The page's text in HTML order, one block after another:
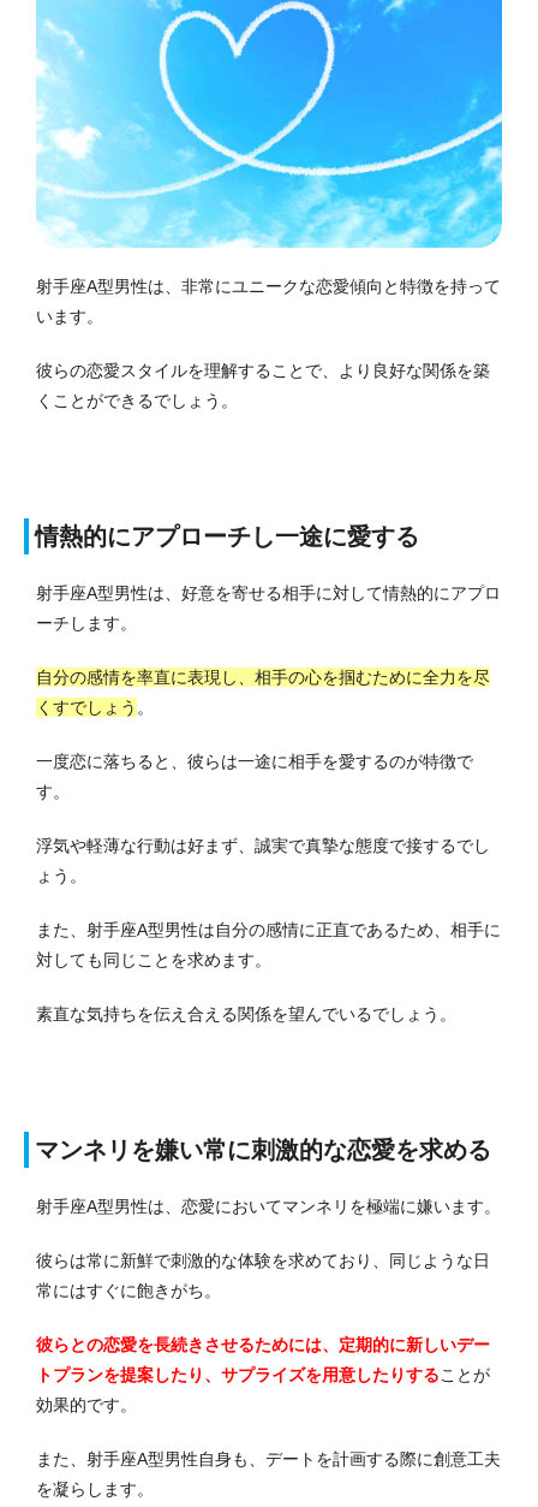
射手座A型男性は、非常にユニークな恋愛傾向と特徴を持って
います。
彼らの恋愛スタイルを理解することで、より良好な関係を築
くことができるでしょう。
情熱的にアプローチし一途に愛する
射手座A型男性は、好意を寄せる相手に対して情熱的にアプロ
ーチします。
自分の感情を率直に表現し、相手の心を掴むために全力を尽
くすでしょう 。
一度恋に落ちると、彼らは一途に相手を愛するのが特徴で
す。
浮気や軽薄な行動は好まず、誠実で真摯な態度で接するでし
ょう。
また、射手座A型男性は自分の感情に正直であるため、相手に
対しても同じことを求めます。
素直な気持ちを伝え合える関係を望んでいるでしょう。
マンネリを嫌い常に刺激的な恋愛を求める
射手座A型男性は、恋愛においてマンネリを極端に嫌います。
彼らは常に新鮮で刺激的な体験を求めており、同じような日
常にはすぐに飽きがち。
彼らとの恋愛を長続きさせるためには、定期的に新しいデー
トプランを提案したり、サプライズを用意したりすることが
効果的です。
また、射手座A型男性自身も、デートを計画する際に創意工夫
を凝らします。